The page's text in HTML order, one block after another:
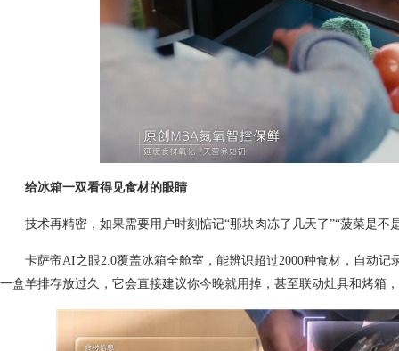
给冰箱一双看得见食材的眼睛
技术再精密，如果需要用户时刻惦记“那块肉冻了几天了”“菠菜是不
卡萨帝AI之眼2.0覆盖冰箱全舱室，能辨识超过2000种食材，自动
一盒羊排存放过久，它会直接建议你今晚就用掉，甚至联动灶具和烤箱